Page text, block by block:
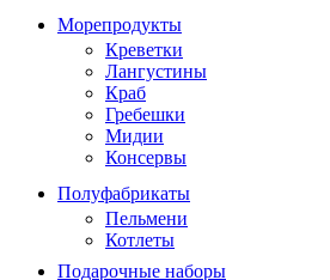
Морепродукты
Креветки
Лангустины
Краб
Гребешки
Мидии
Консервы
Полуфабрикаты
Пельмени
Котлеты
Подарочные наборы